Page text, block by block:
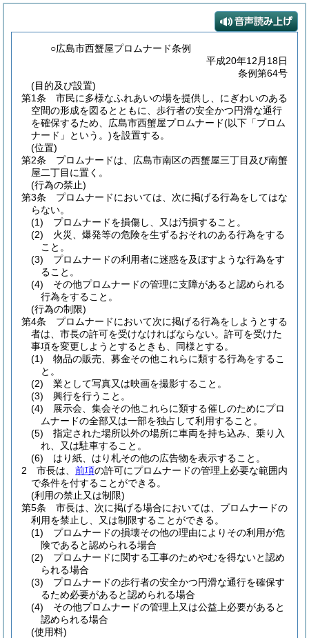
○広島市西蟹屋プロムナード条例
平成20年12月18日
条例第64号
(目的及び設置)
第1条
市民に多様なふれあいの場を提供し、にぎわいのある
空間の形成を図るとともに、歩行者の安全かつ円滑な通行
を確保するため、広島市西蟹屋プロムナード(以下「プロム
ナード」という。)を設置する。
(位置)
第2条
プロムナードは、広島市南区の西蟹屋三丁目及び南蟹
屋二丁目に置く。
(行為の禁止)
第3条
プロムナードにおいては、次に掲げる行為をしてはな
らない。
(1)
プロムナードを損傷し、又は汚損すること。
(2)
火災、爆発等の危険を生ずるおそれのある行為をする
こと。
(3)
プロムナードの利用者に迷惑を及ぼすような行為をす
ること。
(4)
その他プロムナードの管理に支障があると認められる
行為をすること。
(行為の制限)
第4条
プロムナードにおいて次に掲げる行為をしようとする
者は、市長の許可を受けなければならない。 許可を受けた
事項を変更しようとするときも、同様とする。
(1)
物品の販売、募金その他これらに類する行為をするこ
と。
(2)
業として写真又は映画を撮影すること。
(3)
興行を行うこと。
(4)
展示会、集会その他これらに類する催しのためにプロ
ムナードの全部又は一部を独占して利用すること。
(5)
指定された場所以外の場所に車両を持ち込み、乗り入
れ、又は駐車すること。
(6)
はり紙、はり札その他の広告物を表示すること。
2
市長は、 前項の許可にプロムナードの管理上必要な範囲内
で条件を付することができる。
(利用の禁止又は制限)
第5条
市長は、次に掲げる場合においては、プロムナードの
利用を禁止し、又は制限することができる。
(1)
プロムナードの損壊その他の理由によりその利用が危
険であると認められる場合
(2)
プロムナードに関する工事のためやむを得ないと認め
られる場合
(3)
プロムナードの歩行者の安全かつ円滑な通行を確保す
るため必要があると認められる場合
(4)
その他プロムナードの管理上又は公益上必要があると
認められる場合
(使用料)